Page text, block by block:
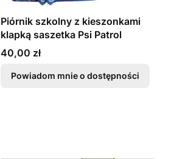
Piórnik szkolny z kieszonkami
klapką saszetka Psi Patrol
Cena
40,00 zł
Powiadom mnie o dostępności